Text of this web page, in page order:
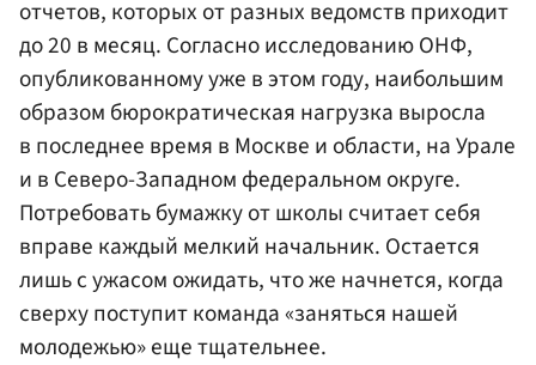
отчетов, которых от разных ведомств приходит
до 20 в месяц. Согласно исследованию ОНФ,
опубликованному уже в этом году, наибольшим
образом бюрократическая нагрузка выросла
в последнее время в Москве и области, на Урале
и в Северо-Западном федеральном округе.
Потребовать бумажку от школы считает себя
вправе каждый мелкий начальник. Остается
лишь с ужасом ожидать, что же начнется, когда
сверху поступит команда «заняться нашей
молодежью» еще тщательнее.